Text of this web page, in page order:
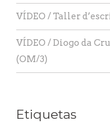
VÍDEO / Taller
VÍDEO / Diogo da
(OM/3)
Etiquetas